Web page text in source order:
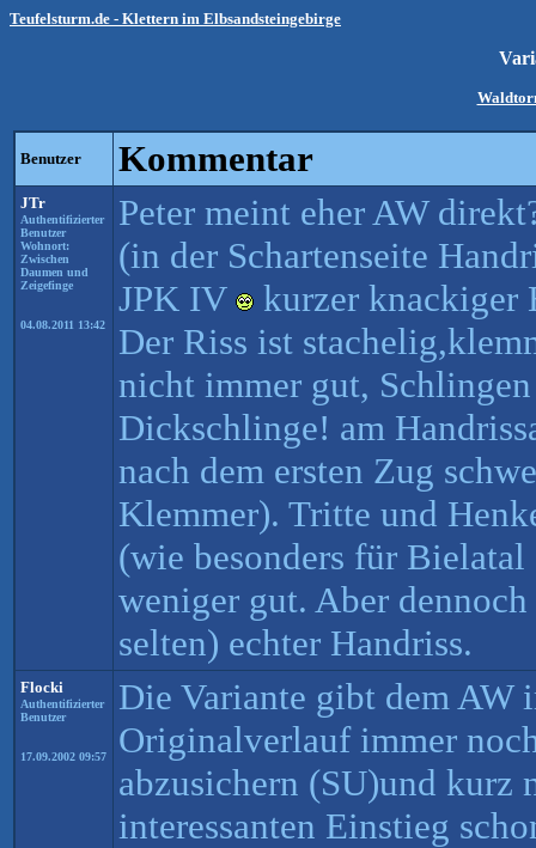
Teufelsturm.de - Klettern im Elbsandsteingebirge
Benutzer Kommentar
JTr
Authentifizierter
Benutzer
Wohnort:
Zwischen
Daumen und
Zeigefinge
04.08.2011 13:42
Peter meint eher AW
(in der Schartenseite
JPK IV
kurzer knackiger
Der Riss ist
nicht immer gut,
Dickschlinge! am
nach dem ersten Zug
Klemmer). Tritte und
(wie besonders für
weniger gut. Aber
selten) echter Handriss.
Flocki
Authentifizierter
Benutzer
17.09.2002 09:57
Die Variante gibt dem AW
Originalverlauf immer
abzusichern (SU)und kurz
interessanten Einstieg